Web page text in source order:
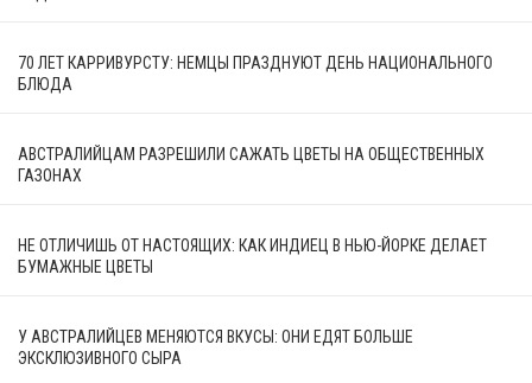
70 ЛЕТ КАРРИВУРСТУ: НЕМЦЫ ПРАЗДНУЮТ ДЕНЬ НАЦИОНАЛЬНОГО
БЛЮДА
АВСТРАЛИЙЦАМ РАЗРЕШИЛИ САЖАТЬ ЦВЕТЫ НА ОБЩЕСТВЕННЫХ
ГАЗОНАХ
НЕ ОТЛИЧИШЬ ОТ НАСТОЯЩИХ: КАК ИНДИЕЦ В НЬЮ-ЙОРКЕ ДЕЛАЕТ
БУМАЖНЫЕ ЦВЕТЫ
У АВСТРАЛИЙЦЕВ МЕНЯЮТСЯ ВКУСЫ: ОНИ ЕДЯТ БОЛЬШЕ
ЭКСКЛЮЗИВНОГО СЫРА